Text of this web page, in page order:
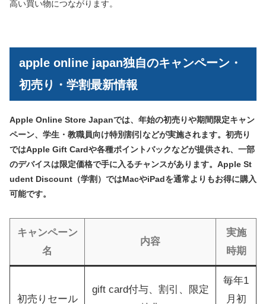
高い買い物につながります。
apple online japan独自のキャンペーン・
初売り・学割最新情報
Apple Online Store Japanでは、年始の初売りや期間限定キャン
ペーン、学生・教職員向け特別割引などが実施されます。初売り
ではApple Gift Cardや各種ポイントバックなどが提供され、一部
のデバイスは限定価格で手に入るチャンスがあります。Apple St
udent Discount（学割）ではMacやiPadを通常よりもお得に購入
可能です。
キャンペーン
名
内容
実施
時期
初売りセール
gift card付与、割引、限定
毎年1
月初